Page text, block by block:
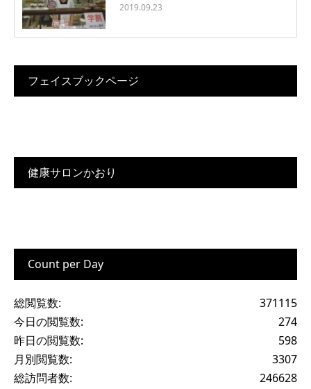
2019.09.23
フェイスブックページ
健康サロンかおり
Count per Day
371115
総閲覧数:
274
今日の閲覧数:
598
昨日の閲覧数:
3307
月別閲覧数:
246628
総訪問者数: